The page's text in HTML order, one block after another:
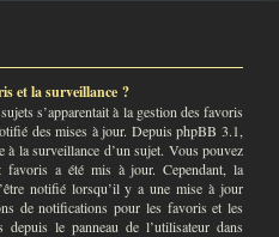
et la surveillance ?
s’apparentait à la gestion des favoris
des mises à jour. Depuis phpBB 3.1,
la surveillance d’un sujet. Vous pouvez
favoris a été mis à jour. Cependant, la
notifié lorsqu’il y a une mise à jour
de notifications pour les favoris et les
depuis le panneau de l’utilisateur dans